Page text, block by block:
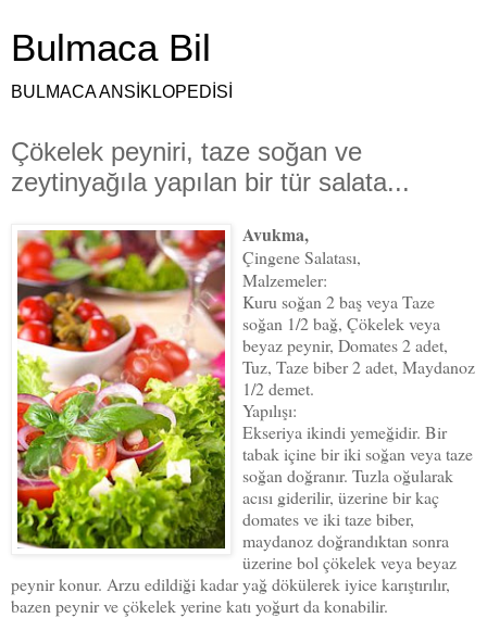
Bulmaca Bil
BULMACA ANSİKLOPEDİSİ
Çökelek peyniri, taze soğan ve
zeytinyağıla yapılan bir tür salata...
Avukma,
Çingene Salatası,
Malzemeler:
Kuru soğan 2 baş veya Taze
soğan 1/2 bağ, Çökelek veya
beyaz peynir, Domates 2 adet,
Tuz, Taze biber 2 adet, Maydanoz
1/2 demet.
Yapılışı:
Ekseriya ikindi yemeğidir. Bir
tabak içine bir iki soğan veya taze
soğan doğranır. Tuzla oğularak
acısı giderilir, üzerine bir kaç
domates ve iki taze biber,
maydanoz doğrandıktan sonra
üzerine bol çökelek veya beyaz
peynir konur. Arzu edildiği kadar yağ dökülerek iyice karıştırılır,
bazen peynir ve çökelek yerine katı yoğurt da konabilir.